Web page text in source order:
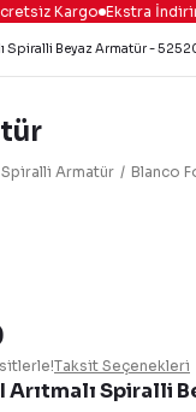
Kargo Ekstra
Spiralli Armatür Blanco
Spiralli
Taksit Seçenekleri